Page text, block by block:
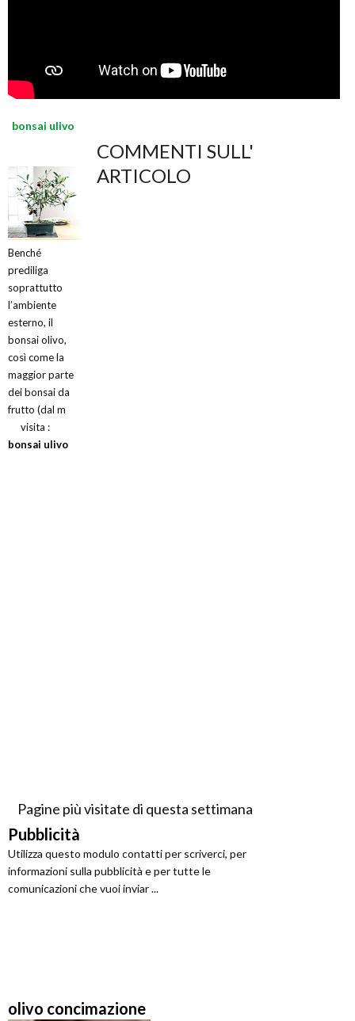
bonsai ulivo
Benché
prediliga
soprattutto
l’ambiente
esterno, il
bonsai olivo,
così come la
maggior parte
dei bonsai da
frutto (dal m
visita :
bonsai ulivo
COMMENTI SULL'
ARTICOLO
Pagine più visitate di questa settimana
Pubblicità
Utilizza questo modulo contatti per scriverci, per
informazioni sulla pubblicità e per tutte le
comunicazioni che vuoi inviar ...
olivo concimazione